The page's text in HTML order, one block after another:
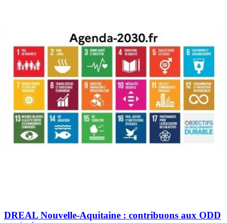
DREAL Nouvelle-Aquitaine : contribuons aux ODD